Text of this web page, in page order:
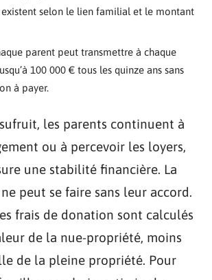
selon le lien familial et le montant
parent peut transmettre à chaque
100 000 € tous les quinze ans sans
à payer.
les parents continuent à
ou à percevoir les loyers,
une stabilité financière. La
peut se faire sans leur accord.
frais de donation sont calculés
de la nue-propriété, moins
de la pleine propriété. Pour